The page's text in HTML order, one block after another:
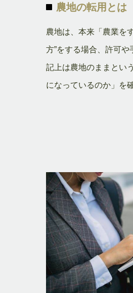
農地の転用とは
農地は、本来「農業を
方”をする場合、許可
記上は農地のままとい
になっているのか」を